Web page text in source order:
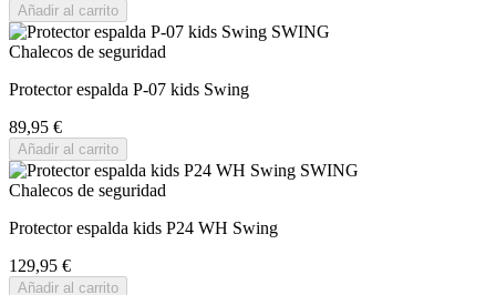
Añadir al carrito
Chalecos de seguridad
Protector espalda P-07 kids Swing
89,95 €
Añadir al carrito
Chalecos de seguridad
Protector espalda kids P24 WH Swing
129,95 €
Añadir al carrito